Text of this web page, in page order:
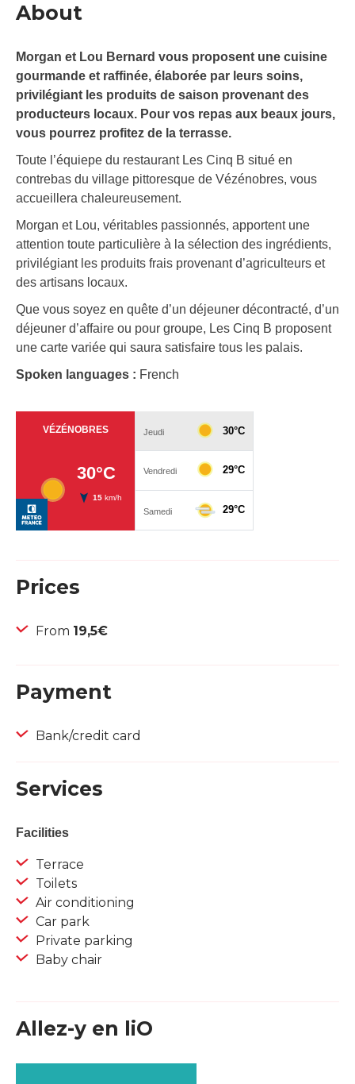
About
Morgan et Lou Bernard vous proposent une cuisine
gourmande et raffinée, élaborée par leurs soins,
privilégiant les produits de saison provenant des
producteurs locaux. Pour vos repas aux beaux jours,
vous pourrez profitez de la terrasse.
Toute l’équiepe du restaurant Les Cinq B situé en
contrebas du village pittoresque de Vézénobres, vous
accueillera chaleureusement.
Morgan et Lou, véritables passionnés, apportent une
attention toute particulière à la sélection des ingrédients,
privilégiant les produits frais provenant d’agriculteurs et
des artisans locaux.
Que vous soyez en quête d’un déjeuner décontracté, d’un
déjeuner d’affaire ou pour groupe, Les Cinq B proposent
une carte variée qui saura satisfaire tous les palais.
Spoken languages : French
Prices
From 19,5€
Payment
Bank/credit card
Services
Facilities
Terrace
Toilets
Air conditioning
Car park
Private parking
Baby chair
Allez-y en liO